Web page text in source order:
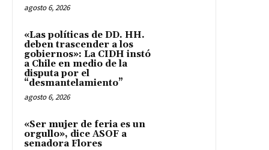
agosto 6, 2026
«Las políticas de DD. HH.
deben trascender a los
gobiernos»: La CIDH instó
a Chile en medio de la
disputa por el
“desmantelamiento”
agosto 6, 2026
«Ser mujer de feria es un
orgullo», dice ASOF a
senadora Flores